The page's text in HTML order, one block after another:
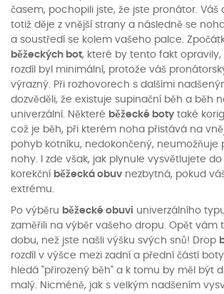
časem, pochopili jste, že jste pronátor. Váš
totiž děje z vnější strany a následně se
a soustředí se kolem vašeho palce.
běžeckých bot, které by tento fakt opravily,
rozdíl byl minimální, protože váš
výrazný. Při rozhovorech s dalšími
dozvěděli, že existuje supinační běh a běh
univerzální. Některé běžecké botytaké
což je běh, při kterém noha přistává na
pohyb kotníku, nedokončený, neumožňuje
nohy. I zde však, jak plynule vysvětlujete
korekční běžecká obuv nezbytná, pokud
extrému.
Po výběru běžecké obuvi univerzálního
zaměřili na výběr vašeho dropu. Opět vám
dobu, než jste našli výšku svých snů! Drop
rozdíl v výšce mezi zadní a přední částí
hledá "přirozený běh" a k tomu by měl být
malý. Nicméně, jak s velkým nadšením